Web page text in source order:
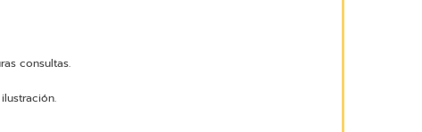
consultas.